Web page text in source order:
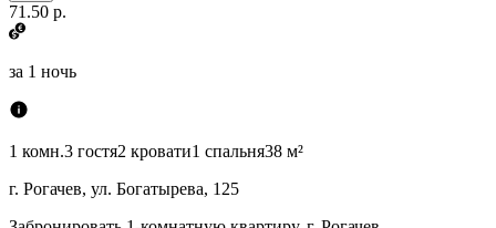
71.50 р.
за 1 ночь
1 комн.3 гостя2 кровати1 спальня38 м²
г. Рогачев, ул. Богатырева, 125